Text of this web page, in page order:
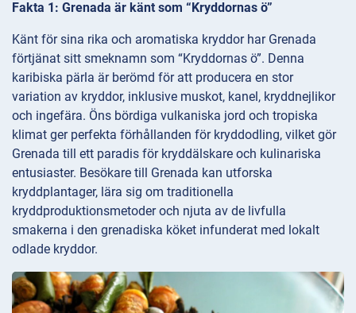
Fakta 1: Grenada är känt som “Kryddornas ö”
Känt för sina rika och aromatiska kryddor har Grenada
förtjänat sitt smeknamn som “Kryddornas ö”. Denna
karibiska pärla är berömd för att producera en stor
variation av kryddor, inklusive muskot, kanel, kryddnejlikor
och ingefära. Öns bördiga vulkaniska jord och tropiska
klimat ger perfekta förhållanden för kryddodling, vilket gör
Grenada till ett paradis för kryddälskare och kulinariska
entusiaster. Besökare till Grenada kan utforska
kryddplantager, lära sig om traditionella
kryddproduktionsmetoder och njuta av de livfulla
smakerna i den grenadiska köket infunderat med lokalt
odlade kryddor.